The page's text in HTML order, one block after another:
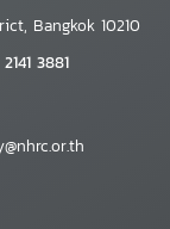
Bangkok 10210
3881